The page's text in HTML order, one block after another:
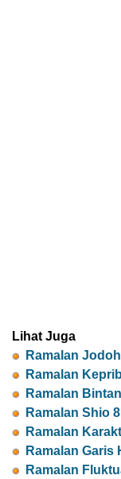
Lihat Juga
Ramalan
Ramalan
Ramalan
Ramalan Shio
Ramalan
Ramalan Garis
Ramalan